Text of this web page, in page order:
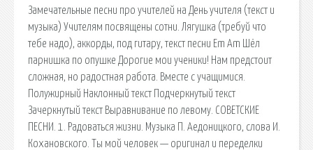
Замечательные песни про учителей на День учителя (текст и
музыка) Учителям посвящены сотни. Лягушка (требуй что
тебе надо), аккорды, под гитару, текст песни Em Am Шёл
парнишка по опушке Дорогие мои ученики! Нам предстоит
сложная, но радостная работа. Вместе с учащимися.
Полужирный Наклонный текст Подчеркнутый текст
Зачеркнутый текст Выравнивание по левому. СОВЕТСКИЕ
ПЕСНИ. 1. Радоваться жизни. Музыка П. Аедоницкого, слова И.
Кохановского. Ты мой человек — оригинал и переделки